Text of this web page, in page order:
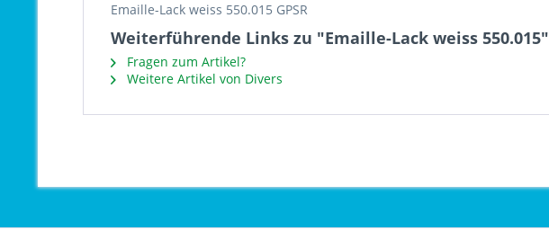
Emaille-Lack weiss 550.015 GPSR
Weiterführende Links zu "Emaille-Lack weiss 550.015"
Fragen zum Artikel?
Weitere Artikel von Divers